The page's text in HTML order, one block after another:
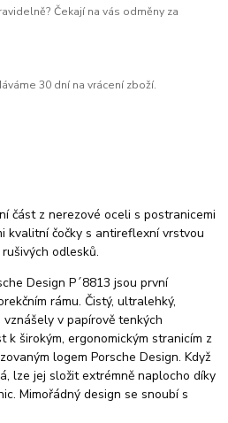
Čekají na vás odměny za
30 dní na vrácení zboží.
část z nerezové oceli s postranicemi
kvalitní čočky s antireflexní vrstvou
odlesků.
Design P´8813 jsou první
rámu. Čistý, ultralehký,
vznášely v papírově tenkých
k širokým, ergonomickým stranicím z
logem Porsche Design. Když
lze jej složit extrémně naplocho díky
Mimořádný design se snoubí s